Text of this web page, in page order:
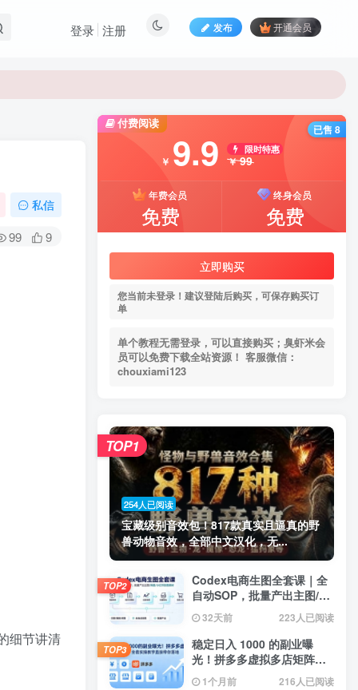
发布 开通会员
登录 注册
私信
99 9
细节讲清
付费阅读
￥ 9.9 限时特惠
￥99
年费会员
免费
终身会员
免费
立即购买
您当前未登录！建议登陆后购买，可保存购买订
单
单个教程无需登录，可以直接购买；臭虾米会
员可以免费下载全站资源！ 客服微信：
chouxiami123
已售 8
254人已阅读
宝藏级别音效包！817款真实且逼真的野
兽动物音效，全部中文汉化，无...
TOP1
Codex电商生图全套课｜全
自动SOP，批量产出主图/海
报/小红书封面素材
32天前 223人已阅读
TOP2
稳定日入 1000 的副业曝
光！拼多多虚拟多店矩阵，
全套实操教学直接带你落地
1个月前 216人已阅读
TOP3